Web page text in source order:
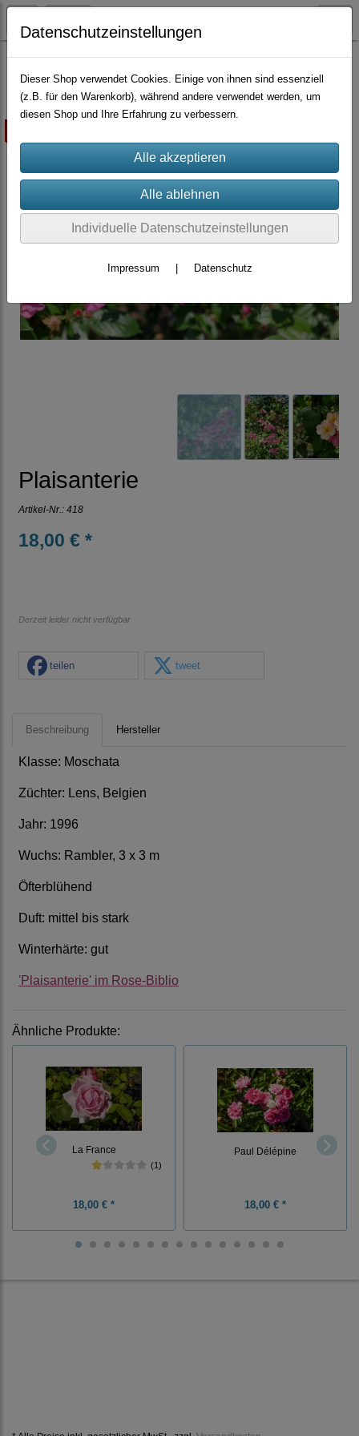
Container-Rosen Moschata-Hybriden
Plaisanterie
Artikel-Nr.: 418
18,00 € *
Derzeit leider nicht verfügbar
teilen tweet
Beschreibung Hersteller
Klasse: Moschata
Züchter: Lens, Belgien
Jahr: 1996
Wuchs: Rambler, 3 x 3 m
Öfterblühend
Duft: mittel bis stark
Winterhärte: gut
'Plaisanterie' im Rose-Biblio
Ähnliche Produkte:
La France
(1)
18,00 € *
Paul Délépine
18,00 € *
Datenschutzeinstellungen
Dieser Shop verwendet Cookies. Einige von ihnen sind essenziell
(z.B. für den Warenkorb), während andere verwendet werden, um
diesen Shop und Ihre Erfahrung zu verbessern.
Individuelle Datenschutzeinstellungen
Impressum Datenschutz